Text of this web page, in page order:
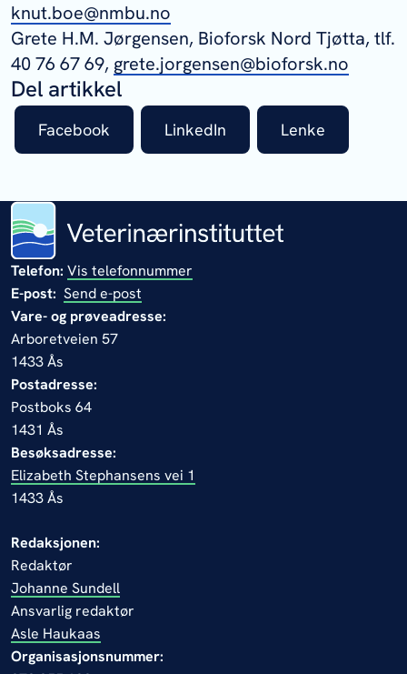
knut.boe@nmbu.no
Grete H.M. Jørgensen, Bioforsk Nord Tjøtta, tlf.
40 76 67 69, grete.jorgensen@bioforsk.no
Del artikkel
Facebook LinkedIn Lenke
Telefon: Vis telefonnummer
E-post: Send e-post
Vare- og prøveadresse:
Arboretveien 57
1433 Ås
Postadresse:
Postboks 64
1431 Ås
Besøksadresse:
Elizabeth Stephansens vei 1
1433 Ås
Redaksjonen:
Redaktør
Johanne Sundell
Ansvarlig redaktør
Asle Haukaas
Organisasjonsnummer: